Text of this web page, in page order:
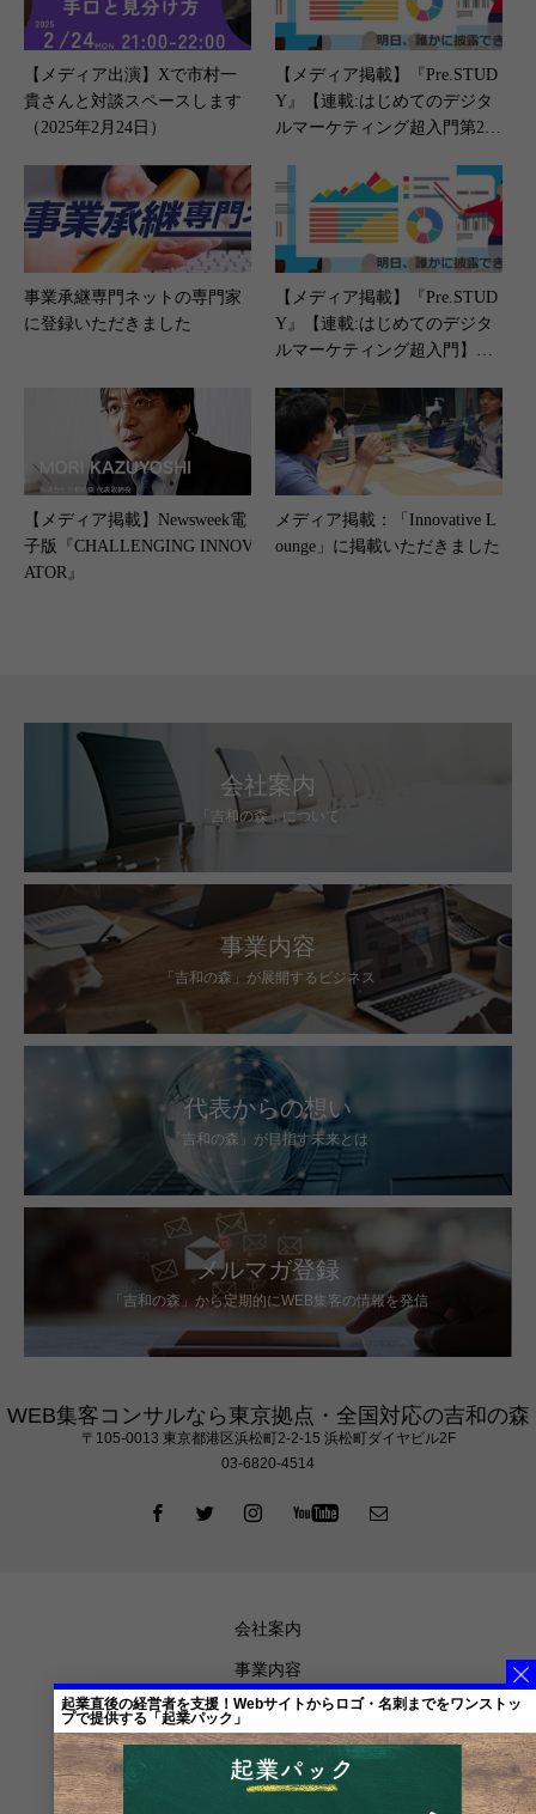
【メディア出演】Xで市村一
貴さんと対談スペースします
（2025年2月24日）
【メディア掲載】『Pre.STUD
Y』【連載:はじめてのデジタ
ルマーケティング超入門第2
事業承継専門ネットの専門家
に登録いただきました
【メディア掲載】『Pre.STUD
Y』【連載:はじめてのデジタ
ルマーケティング超入門】（2
【メディア掲載】Newsweek電
子版『CHALLENGING INNOV
ATOR』
メディア掲載：「Innovative L
ounge」に掲載いただきました
会社案内
「吉和の森」について
事業内容
「吉和の森」が展開するビジネス
代表からの想い
「吉和の森」が目指す未来とは
メルマガ登録
「吉和の森」から定期的にWEB集客の情報を発信
WEB集客コンサルなら東京拠点・全国対応の吉和の森
〒105‐0013 東京都港区浜松町2-2-15 浜松町ダイヤビル2F
03-6820-4514
会社案内
事業内容
代表からの想い
お知らせ
メディア掲載
起業直後の経営者を支援！Webサイトからロゴ・名刺までをワンストッ
プで提供する「起業パック」